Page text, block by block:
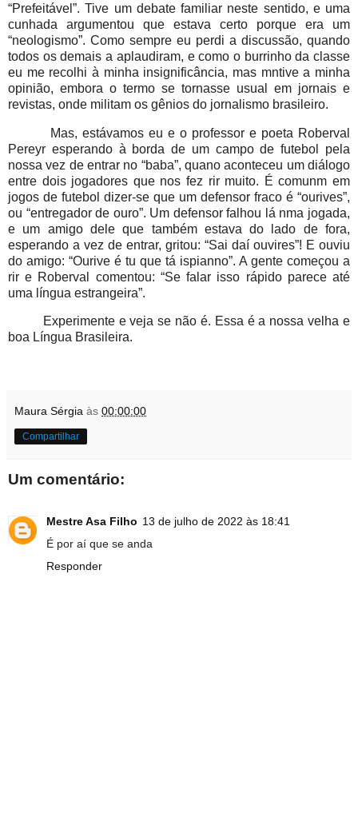
“Prefeitável”. Tive um debate familiar neste sentido, e uma
cunhada argumentou que estava certo porque era um
“neologismo”. Como sempre eu perdi a discussão, quando
todos os demais a aplaudiram, e como o burrinho da classe
eu me recolhi à minha insignificância, mas mntive a minha
opinião, embora o termo se tornasse usual em jornais e
revistas, onde militam os gênios do jornalismo brasileiro.
Mas, estávamos eu e o professor e poeta Roberval
Pereyr esperando à borda de um campo de futebol pela
nossa vez de entrar no “baba”, quano aconteceu um diálogo
entre dois jogadores que nos fez rir muito. É comunm em
jogos de futebol dizer-se que um defensor fraco é “ourives”,
ou “entregador de ouro”. Um defensor falhou lá nma jogada,
e um amigo dele que também estava do lado de fora,
esperando a vez de entrar, gritou: “Sai daí ouvires”! E ouviu
do amigo: “Ourive é tu que tá ispianno”. A gente começou a
rir e Roberval comentou: “Se falar isso rápido parece até
uma língua estrangeira”.
Experimente e veja se não é. Essa é a nossa velha e
boa Língua Brasileira.
Maura Sérgia às 00:00:00
Compartilhar
Um comentário:
Mestre Asa Filho 13 de julho de 2022 às 18:41
É por aí que se anda
Responder